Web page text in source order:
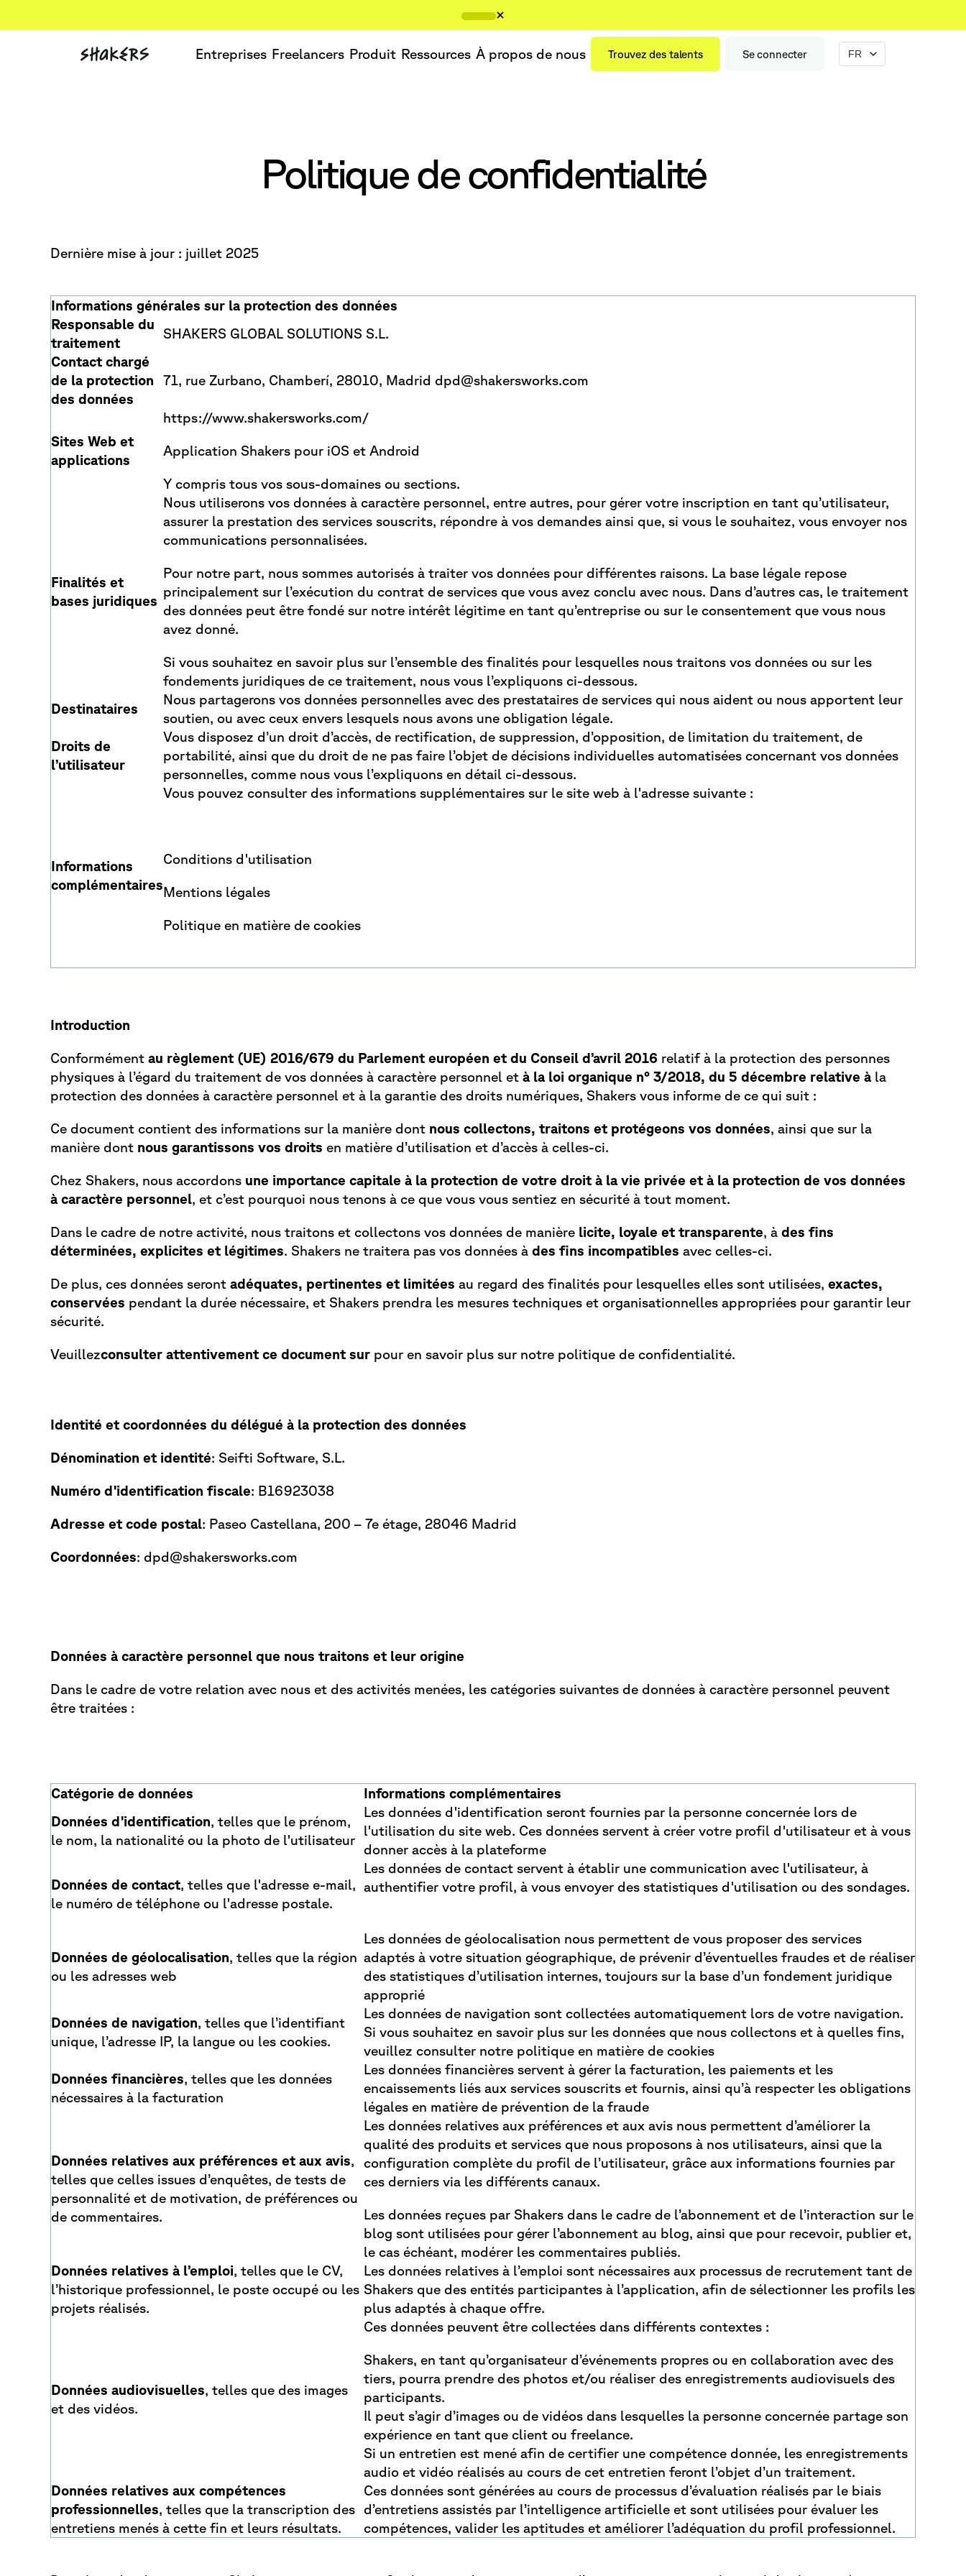
Entreprises Freelancers Produit Ressources À propos de nous Trouvez des talents Se connecter
Politique de confidentialité
Dernière mise à jour : juillet 2025
Informations générales sur la protection des données
Responsable du
traitement
SHAKERS GLOBAL SOLUTIONS S.L.
Contact chargé
de la protection
des données
71, rue Zurbano, Chamberí, 28010, Madrid dpd@shakersworks.com
Sites Web et
applications
https://www.shakersworks.com/
Application Shakers pour iOS et Android
Y compris tous vos sous-domaines ou sections.
Finalités et
bases juridiques
Nous utiliserons vos données à caractère personnel, entre autres, pour gérer votre inscription en tant qu’utilisateur,
assurer la prestation des services souscrits, répondre à vos demandes ainsi que, si vous le souhaitez, vous envoyer nos
communications personnalisées.
Pour notre part, nous sommes autorisés à traiter vos données pour différentes raisons. La base légale repose
principalement sur l’exécution du contrat de services que vous avez conclu avec nous. Dans d’autres cas, le traitement
des données peut être fondé sur notre intérêt légitime en tant qu’entreprise ou sur le consentement que vous nous
avez donné.
Si vous souhaitez en savoir plus sur l’ensemble des finalités pour lesquelles nous traitons vos données ou sur les
fondements juridiques de ce traitement, nous vous l’expliquons ci-dessous.
Destinataires
Nous partagerons vos données personnelles avec des prestataires de services qui nous aident ou nous apportent leur
soutien, ou avec ceux envers lesquels nous avons une obligation légale.
Droits de
l’utilisateur
Vous disposez d’un droit d’accès, de rectification, de suppression, d’opposition, de limitation du traitement, de
portabilité, ainsi que du droit de ne pas faire l’objet de décisions individuelles automatisées concernant vos données
personnelles, comme nous vous l’expliquons en détail ci-dessous.
Informations
complémentaires
Vous pouvez consulter des informations supplémentaires sur le site web à l'adresse suivante :
Conditions d'utilisation
Mentions légales
Politique en matière de cookies
Introduction
Conformément au règlement (UE) 2016/679 du Parlement européen et du Conseil d’avril 2016 relatif à la protection des personnes
physiques à l’égard du traitement de vos données à caractère personnel et à la loi organique n° 3/2018, du 5 décembre relative à la
protection des données à caractère personnel et à la garantie des droits numériques, Shakers vous informe de ce qui suit :
Ce document contient des informations sur la manière dont nous collectons, traitons et protégeons vos données, ainsi que sur la
manière dont nous garantissons vos droits en matière d’utilisation et d’accès à celles-ci.
Chez Shakers, nous accordons une importance capitale à la protection de votre droit à la vie privée et à la protection de vos données
à caractère personnel, et c’est pourquoi nous tenons à ce que vous vous sentiez en sécurité à tout moment.
Dans le cadre de notre activité, nous traitons et collectons vos données de manière licite, loyale et transparente, à des fins
déterminées, explicites et légitimes. Shakers ne traitera pas vos données à des fins incompatibles avec celles-ci.
De plus, ces données seront adéquates, pertinentes et limitées au regard des finalités pour lesquelles elles sont utilisées, exactes,
conservées pendant la durée nécessaire, et Shakers prendra les mesures techniques et organisationnelles appropriées pour garantir leur
sécurité.
Veuillezconsulter attentivement ce document sur pour en savoir plus sur notre politique de confidentialité.
Identité et coordonnées du délégué à la protection des données
Dénomination et identité: Seifti Software, S.L.
Numéro d'identification fiscale: B16923038
Adresse et code postal: Paseo Castellana, 200 – 7e étage, 28046 Madrid
Coordonnées: dpd@shakersworks.com
Données à caractère personnel que nous traitons et leur origine
Dans le cadre de votre relation avec nous et des activités menées, les catégories suivantes de données à caractère personnel peuvent
être traitées :
Catégorie de données
Informations complémentaires
Données d'identification, telles que le prénom,
le nom, la nationalité ou la photo de l'utilisateur
Les données d'identification seront fournies par la personne concernée lors de
l'utilisation du site web. Ces données servent à créer votre profil d'utilisateur et à vous
donner accès à la plateforme
Données de contact, telles que l'adresse e-mail,
le numéro de téléphone ou l'adresse postale.
Les données de contact servent à établir une communication avec l'utilisateur, à
authentifier votre profil, à vous envoyer des statistiques d'utilisation ou des sondages.
Données de géolocalisation, telles que la région
ou les adresses web
Les données de géolocalisation nous permettent de vous proposer des services
adaptés à votre situation géographique, de prévenir d’éventuelles fraudes et de réaliser
des statistiques d’utilisation internes, toujours sur la base d’un fondement juridique
approprié
Données de navigation, telles que l’identifiant
unique, l’adresse IP, la langue ou les cookies.
Les données de navigation sont collectées automatiquement lors de votre navigation.
Si vous souhaitez en savoir plus sur les données que nous collectons et à quelles fins,
veuillez consulter notre politique en matière de cookies
Données financières, telles que les données
nécessaires à la facturation
Les données financières servent à gérer la facturation, les paiements et les
encaissements liés aux services souscrits et fournis, ainsi qu’à respecter les obligations
légales en matière de prévention de la fraude
Données relatives aux préférences et aux avis,
telles que celles issues d’enquêtes, de tests de
personnalité et de motivation, de préférences ou
de commentaires.
Les données relatives aux préférences et aux avis nous permettent d’améliorer la
qualité des produits et services que nous proposons à nos utilisateurs, ainsi que la
configuration complète du profil de l’utilisateur, grâce aux informations fournies par
ces derniers via les différents canaux.
Les données reçues par Shakers dans le cadre de l’abonnement et de l’interaction sur le
blog sont utilisées pour gérer l’abonnement au blog, ainsi que pour recevoir, publier et,
le cas échéant, modérer les commentaires publiés.
Données relatives à l’emploi, telles que le CV,
l’historique professionnel, le poste occupé ou les
projets réalisés.
Les données relatives à l’emploi sont nécessaires aux processus de recrutement tant de
Shakers que des entités participantes à l’application, afin de sélectionner les profils les
plus adaptés à chaque offre.
Données audiovisuelles, telles que des images
et des vidéos.
Ces données peuvent être collectées dans différents contextes :
Shakers, en tant qu’organisateur d’événements propres ou en collaboration avec des
tiers, pourra prendre des photos et/ou réaliser des enregistrements audiovisuels des
participants.
Il peut s’agir d’images ou de vidéos dans lesquelles la personne concernée partage son
expérience en tant que client ou freelance.
Si un entretien est mené afin de certifier une compétence donnée, les enregistrements
audio et vidéo réalisés au cours de cet entretien feront l’objet d’un traitement.
Données relatives aux compétences
professionnelles, telles que la transcription des
entretiens menés à cette fin et leurs résultats.
Ces données sont générées au cours de processus d’évaluation réalisés par le biais
d’entretiens assistés par l’intelligence artificielle et sont utilisées pour évaluer les
compétences, valider les aptitudes et améliorer l’adéquation du profil professionnel.